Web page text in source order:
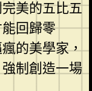
美的五比五
回歸零
的美學家，
制創造一場